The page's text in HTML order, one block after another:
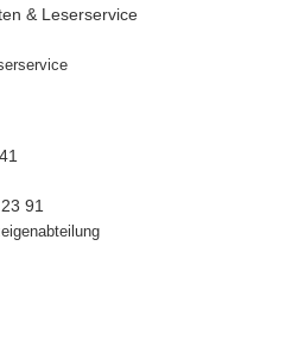
& Leserservice
91